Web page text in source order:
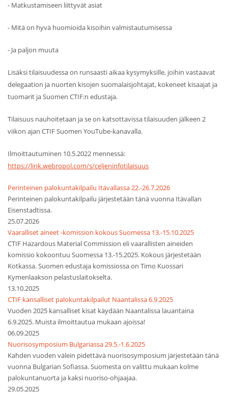
- Matkustamiseen liittyvät asiat
- Mitä on hyvä huomioida kisoihin valmistautumisessa
- Ja paljon muuta
Lisäksi tilaisuudessa on runsaasti aikaa kysymyksille, joihin vastaavat
delegaation ja nuorten kisojen suomalaisjohtajat, kokeneet kisaajat ja
tuomarit ja Suomen CTIF:n edustaja.
Tilaisuus nauhoitetaan ja se on katsottavissa tilaisuuden jälkeen 2
viikon ajan CTIF Suomen YouTube-kanavalla.
Ilmoittautuminen 10.5.2022 mennessä:
https://link.webropol.com/s/celjeninfotilaisuus
Perinteinen palokuntakilpailu Itävallassa 22.-26.7.2026
Perinteinen palokuntakilpailu järjestetään tänä vuonna Itävallan
Eisenstadtissa.
25.07.2026
Vaaralliset aineet -komission kokous Suomessa 13.-15.10.2025
CTIF Hazardous Material Commission eli vaarallisten aineiden
komissio kokoontuu Suomessa 13.-15.2025. Kokous järjestetään
Kotkassa. Suomen edustaja komissiossa on Timo Kuossari
Kymenlaakson pelastuslaitokselta.
13.10.2025
CTIF kansalliset palokuntakilpailut Naantalissa 6.9.2025
Vuoden 2025 kansalliset kisat käydään Naantalissa lauantaina
6.9.2025. Muista ilmoittautua mukaan ajoissa!
06.09.2025
Nuorisosymposium Bulgariassa 29.5.-1.6.2025
Kahden vuoden välein pidettävä nuorisosymposium järjestetään tänä
vuonna Bulgarian Sofiassa. Suomesta on valittu mukaan kolme
palokuntanuorta ja kaksi nuoriso-ohjaajaa.
29.05.2025